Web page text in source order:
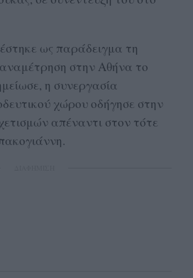
ως παράδειγμα τη
στην Αθήνα το
η συνεργασία
χώρου οδήγησε στην
απέναντι στον τότε